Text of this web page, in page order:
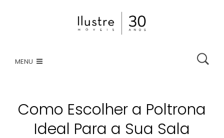
MENU
Como Escolher a Poltrona
Ideal Para a Sua Sala